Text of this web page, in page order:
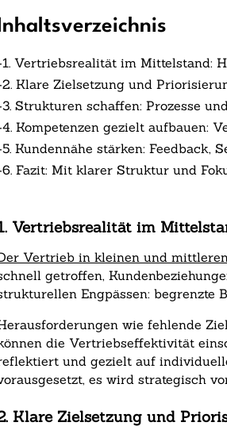
1. Vertriebsrealität im Mittelstand:
2. Klare Zielsetzung und
3. Strukturen schaffen: Prozesse
4. Kompetenzen gezielt aufbauen:
5. Kundennähe stärken: Feedback,
6. Fazit: Mit klarer Struktur und
Vertriebsrealität im
Vertrieb in kleinen und
getroffen,
Engpässen: begrenzte
wie fehlende
die Vertriebseffektivität
und gezielt auf
es wird strategisch
Klare Zielsetzung und